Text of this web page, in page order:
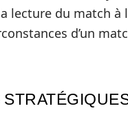
lecture du match
d’un